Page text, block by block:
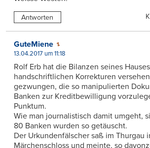
Antworten
GuteMiene
13.04.2017 um 11:18
Rolf Erb hat die Bilanzen seines
handschriftlichen Korrekturen
gezwungen, die so manipulierten
Banken zur Kreditbewilligung
Punktum.
Wie man journalistisch damit umgeht,
80 Banken wurden so getäuscht.
Der Urkundenfälscher saß im Thurgau
Märchenschloss und meinte, so